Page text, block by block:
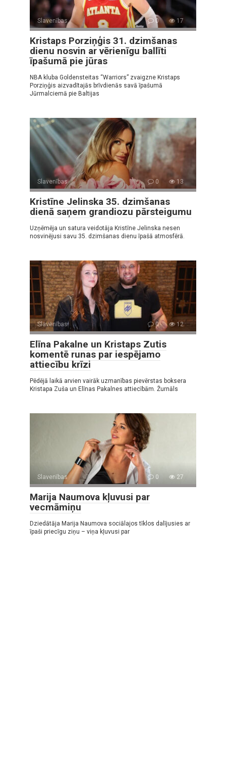
Slavenības 0 17
Kristaps Porziņģis 31. dzimšanas
dienu nosvin ar vērienīgu ballīti
īpašumā pie jūras
NBA kluba Goldensteitas “Warriors” zvaigzne Kristaps
Porziņģis aizvadītajās brīvdienās savā īpašumā
Jūrmalciemā pie Baltijas
Slavenības 0 13
Kristīne Jelinska 35. dzimšanas
dienā saņem grandiozu pārsteigumu
Uzņēmēja un satura veidotāja Kristīne Jelinska nesen
nosvinējusi savu 35. dzimšanas dienu īpašā atmosfērā.
Slavenības 0 12
Elīna Pakalne un Kristaps Zutis
komentē runas par iespējamo
attiecību krīzi
Pēdējā laikā arvien vairāk uzmanības pievērstas boksera
Kristapa Zuša un Elīnas Pakalnes attiecībām. Žurnāls
Slavenības 0 27
Marija Naumova kļuvusi par
vecmāmiņu
Dziedātāja Marija Naumova sociālajos tīklos dalījusies ar
īpaši priecīgu ziņu – viņa kļuvusi par